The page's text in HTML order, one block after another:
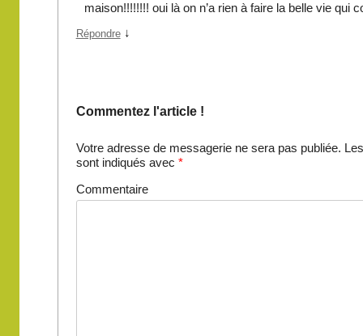
maison!!!!!!!! oui là on n’a rien à faire la belle vie qui
Répondre ↓
Commentez l'article !
Votre adresse de messagerie ne sera pas publiée.
sont indiqués avec *
Commentaire